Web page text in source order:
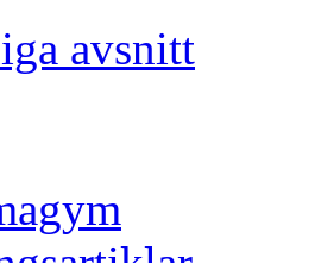
avsnitt